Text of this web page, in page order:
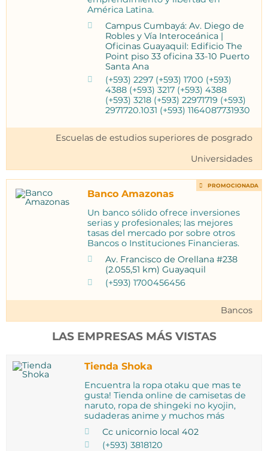
América Latina.
Campus Cumbayá: Av. Diego de
Robles y Vía Interoceánica |
Oficinas Guayaquil: Edificio The
Point piso 33 oficina 33-10 Puerto
Santa Ana
(+593) 2297 (+593) 1700 (+593)
4388 (+593) 3217 (+593) 4388
(+593) 3218 (+593) 22971719 (+593)
2971720.1031 (+593) 1164087731930
Escuelas de estudios superiores de posgrado
Universidades
Banco Amazonas
Un banco sólido ofrece inversiones
serias y profesionales; las mejores
tasas del mercado por sobre otros
Bancos o Instituciones Financieras.
Av. Francisco de Orellana #238
(2.055,51 km) Guayaquil
(+593) 1700456456
PROMOCIONADA
Bancos
LAS EMPRESAS MÁS VISTAS
Tienda Shoka
Encuentra la ropa otaku que mas te
gusta! Tienda online de camisetas de
naruto, ropa de shingeki no kyojin,
sudaderas anime y muchos más
Cc unicornio local 402
(+593) 3818120